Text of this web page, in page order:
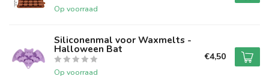
Op voorraad
Siliconenmal voor Waxmelts -
Halloween Bat
Op voorraad
€4,50